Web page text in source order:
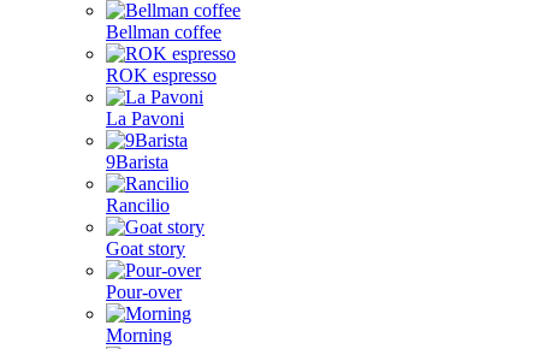
Bellman coffee
ROK espresso
La Pavoni
9Barista
Rancilio
Goat story
Pour-over
Morning